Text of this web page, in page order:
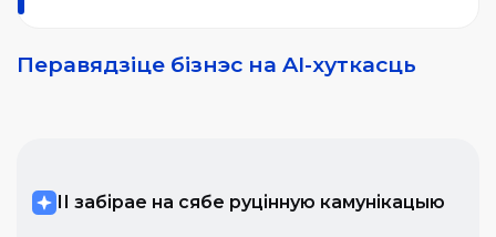
Перавядзіце бізнэс на AI-хуткасць
ІІ забірае на сябе руцінную камунікацыю